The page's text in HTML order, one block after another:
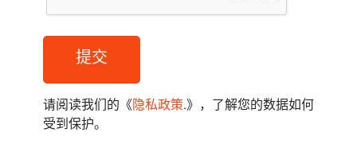
提交
请阅读我们的《 隐私政策.》，了解您的数据如何
受到保护。